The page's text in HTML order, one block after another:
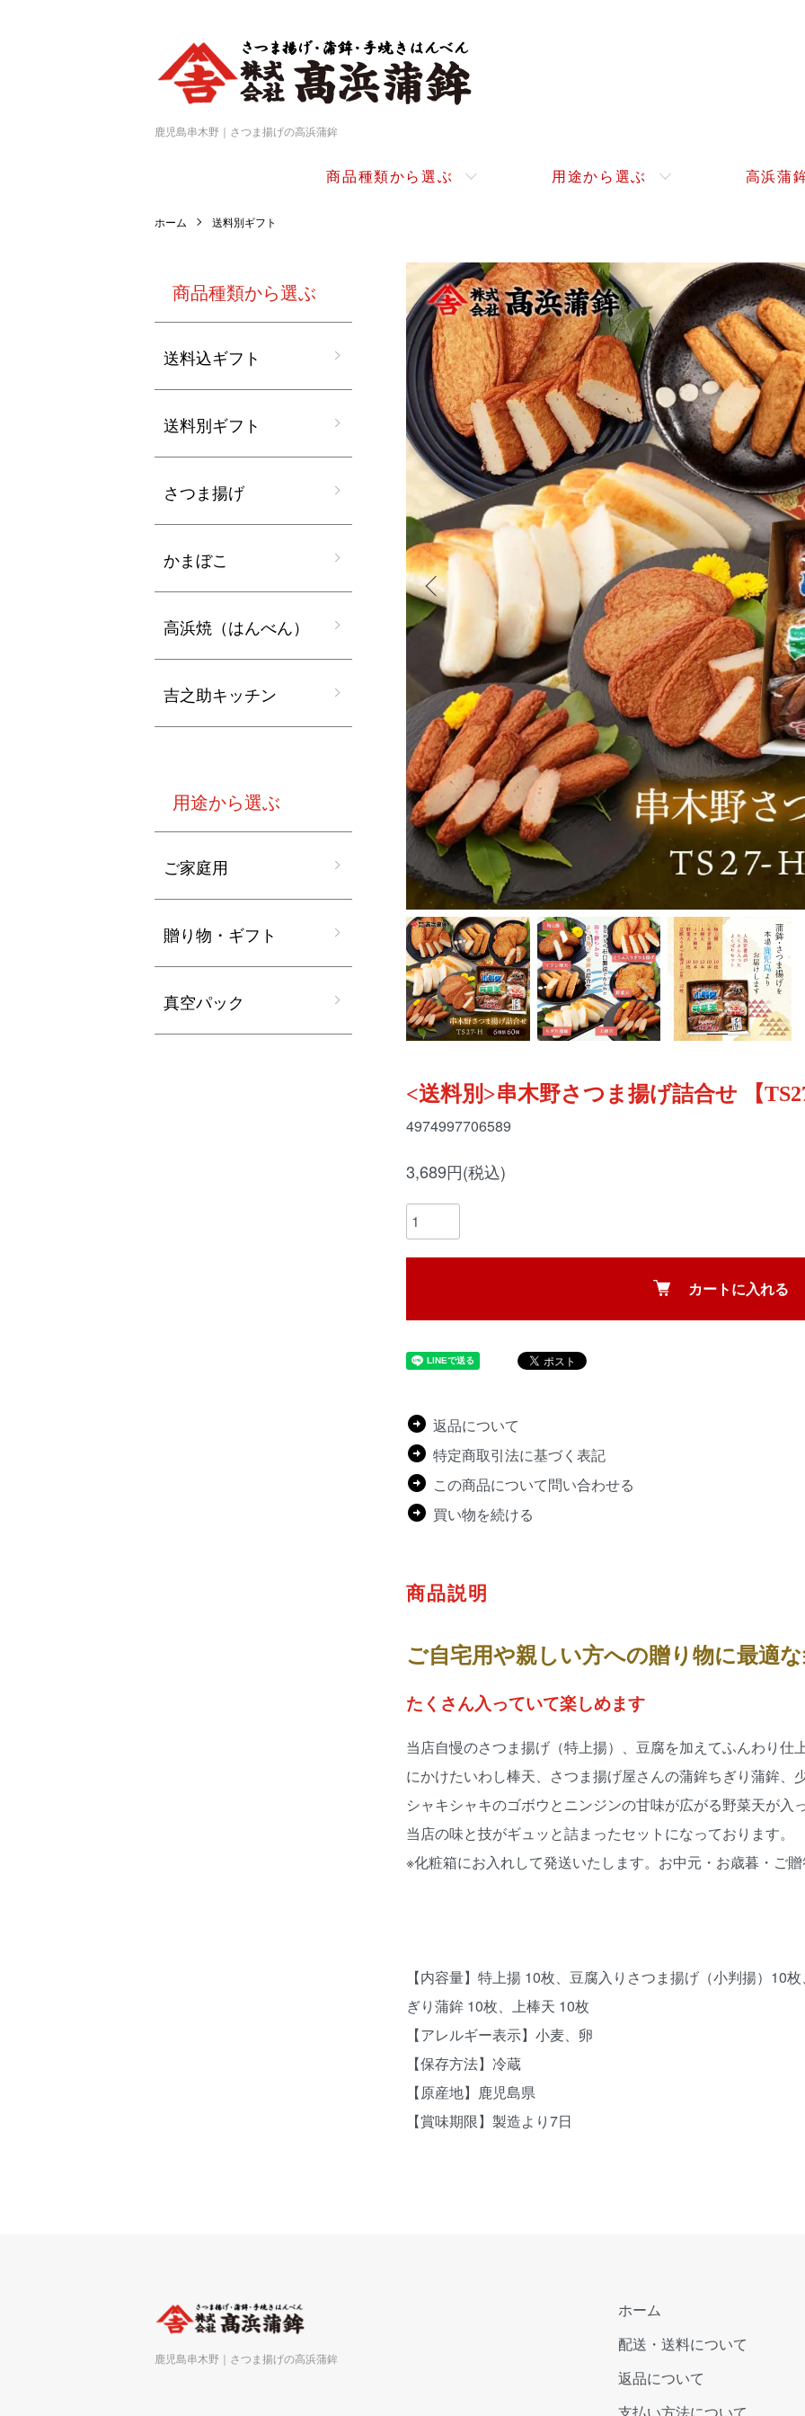
鹿児島串木野｜さつま揚げの高浜蒲鉾
商品種類から選ぶ 用途から選ぶ 高浜蒲
ホーム 送料別ギフト
<送料別>串木野さつま揚げ詰合せ 【
4974997706589
3,689円(税込)
カートに入れる
返品について
特定商取引法に基づく表記
この商品について問い合わせる
買い物を続ける
商品説明
ご自宅用や親しい方への贈り物に最適
たくさん入っていて楽しめます
当店自慢のさつま揚げ（特上揚）、豆腐を加えてふんわり仕
にかけたいわし棒天、さつま揚げ屋さんの蒲鉾ちぎり蒲鉾、
シャキシャキのゴボウとニンジンの甘味が広がる野菜天が入
当店の味と技がギュッと詰まったセットになっております。
※化粧箱にお入れして発送いたします。お中元・お歳暮・ご
【内容量】特上揚 10枚、豆腐入りさつま揚げ（小判揚）10
ぎり蒲鉾 10枚、上棒天 10枚
【アレルギー表示】小麦、卵
【保存方法】冷蔵
【原産地】鹿児島県
【賞味期限】製造より7日
商品種類から選ぶ
送料込ギフト
送料別ギフト
さつま揚げ
かまぼこ
高浜焼（はんべん）
吉之助キッチン
用途から選ぶ
ご家庭用
贈り物・ギフト
真空パック
鹿児島串木野｜さつま揚げの高浜蒲鉾
ホーム
配送・送料について
返品について